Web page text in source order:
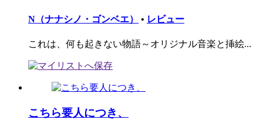
N（ナナシノ・ゴンベエ） • レビュー
これは、何も起きない物語～オリジナル音楽と挿絵...
こちら要人につき、